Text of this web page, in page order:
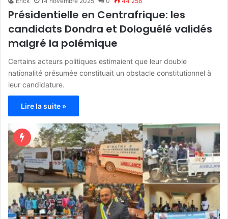
Présidentielle en Centrafrique: les
candidats Dondra et Dologuélé validés
malgré la polémique
Certains acteurs politiques estimaient que leur double
nationalité présumée constituait un obstacle constitutionnel à
leur candidature.
Lire la suite »